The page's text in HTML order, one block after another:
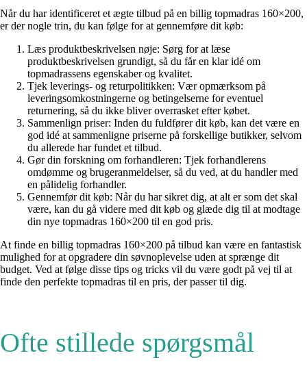
Når du har identificeret et ægte tilbud på en billig topmadras 160×200,
er der nogle trin, du kan følge for at gennemføre dit køb:
Læs produktbeskrivelsen nøje: Sørg for at læse
produktbeskrivelsen grundigt, så du får en klar idé om
topmadrassens egenskaber og kvalitet.
Tjek leverings- og returpolitikken: Vær opmærksom på
leveringsomkostningerne og betingelserne for eventuel
returnering, så du ikke bliver overrasket efter købet.
Sammenlign priser: Inden du fuldfører dit køb, kan det være en
god idé at sammenligne priserne på forskellige butikker, selvom
du allerede har fundet et tilbud.
Gør din forskning om forhandleren: Tjek forhandlerens
omdømme og brugeranmeldelser, så du ved, at du handler med
en pålidelig forhandler.
Gennemfør dit køb: Når du har sikret dig, at alt er som det skal
være, kan du gå videre med dit køb og glæde dig til at modtage
din nye topmadras 160×200 til en god pris.
At finde en billig topmadras 160×200 på tilbud kan være en fantastisk
mulighed for at opgradere din søvnoplevelse uden at sprænge dit
budget. Ved at følge disse tips og tricks vil du være godt på vej til at
finde den perfekte topmadras til en pris, der passer til dig.
Ofte stillede spørgsmål